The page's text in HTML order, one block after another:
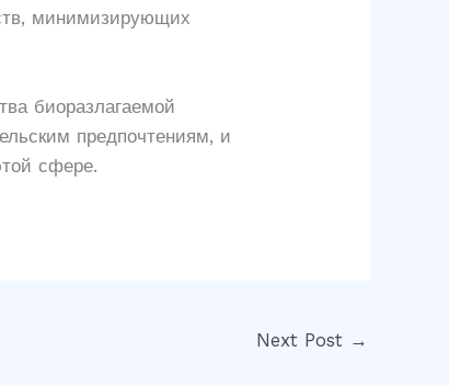
минимизирующих
биоразлагаемой
предпочтениям, и
сфере.
Next Post →